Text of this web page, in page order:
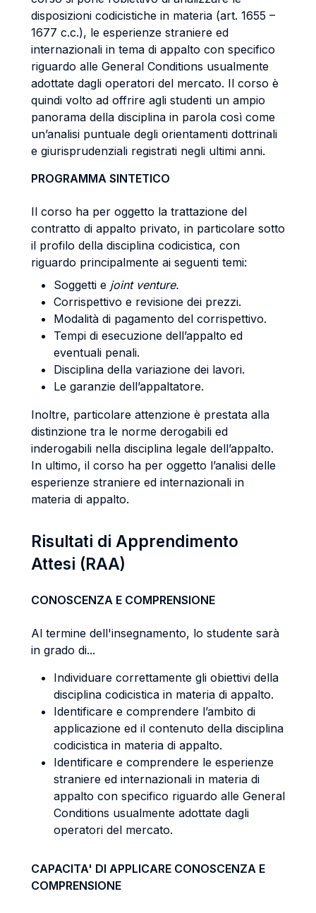
disposizioni codicistiche in materia (art. 1655 –
1677 c.c.), le esperienze straniere ed
internazionali in tema di appalto con specifico
riguardo alle General Conditions usualmente
adottate dagli operatori del mercato. Il corso è
quindi volto ad offrire agli studenti un ampio
panorama della disciplina in parola così come
un’analisi puntuale degli orientamenti dottrinali
e giurisprudenziali registrati negli ultimi anni.
PROGRAMMA SINTETICO
Il corso ha per oggetto la trattazione del
contratto di appalto privato, in particolare sotto
il profilo della disciplina codicistica, con
riguardo principalmente ai seguenti temi:
Soggetti e joint venture.
Corrispettivo e revisione dei prezzi.
Modalità di pagamento del corrispettivo.
Tempi di esecuzione dell’appalto ed
eventuali penali.
Disciplina della variazione dei lavori.
Le garanzie dell’appaltatore.
Inoltre, particolare attenzione è prestata alla
distinzione tra le norme derogabili ed
inderogabili nella disciplina legale dell’appalto.
In ultimo, il corso ha per oggetto l’analisi delle
esperienze straniere ed internazionali in
materia di appalto.
Risultati di Apprendimento
Attesi (RAA)
CONOSCENZA E COMPRENSIONE
Al termine dell'insegnamento, lo studente sarà
in grado di...
Individuare correttamente gli obiettivi della
disciplina codicistica in materia di appalto.
Identificare e comprendere l’ambito di
applicazione ed il contenuto della disciplina
codicistica in materia di appalto.
Identificare e comprendere le esperienze
straniere ed internazionali in materia di
appalto con specifico riguardo alle General
Conditions usualmente adottate dagli
operatori del mercato.
CAPACITA' DI APPLICARE CONOSCENZA E
COMPRENSIONE